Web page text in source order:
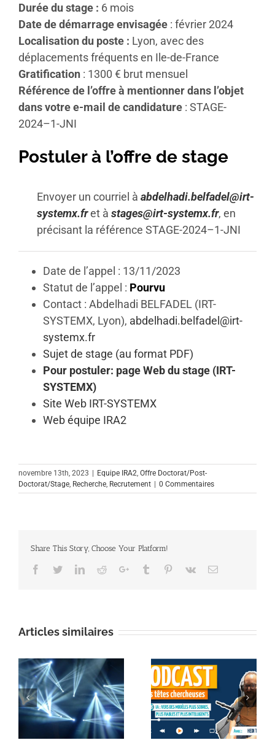
Durée du stage : 6 mois
Date de démarrage envisagée : février 2024
Localisation du poste : Lyon, avec des
déplacementsfréquentsen Ile-de-France
Gratification : 1300 € brut mensuel
Référence de l’offre à mentionner dans l’objet
dans votre e-mail de candidature : STAGE-
2024–1-JNI
Postuler à l’offre de stage
Envoyer un courriel à abdelhadi.belfadel@irt-
systemx.fret à stages@irt-systemx.fr, en
précisant la référence STAGE-2024–1-JNI
Date de l’appel : 13/11/2023
Statut de l’appel : Pourvu
Contact : Abdelhadi BELFADEL (IRT-
SYSTEMX, Lyon), abdelhadi.belfadel@irt-
systemx.fr
Sujet de stage (au format PDF)
Pour postuler: page Web du stage (IRT-
SYSTEMX)
Site Web IRT-SYSTEMX
Web équipe IRA2
novembre 13th, 2023 Equipe IRA2, Offre Doctorat/Post-
Doctorat/Stage, Recherche, Recrutement 0 Commentaires
Share This Story, Choose Your Platform!
Facebook
TwitterLinkedinRedditGoogle+Tumblr Pinterest
Vk Email
Articles similaires